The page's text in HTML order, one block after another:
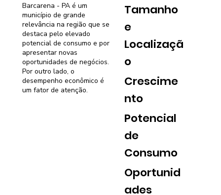
Barcarena - PA é um
município de grande
relevância na região que se
destaca pelo elevado
potencial de consumo e por
apresentar novas
oportunidades de negócios.
Por outro lado, o
desempenho econômico é
um fator de atenção.
Tamanho
e
Localizaçã
o
Crescime
nto
Potencial
de
Consumo
Oportunid
ades